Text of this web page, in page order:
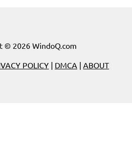
© 2026 WindoQ.com
POLICY | DMCA | ABOUT